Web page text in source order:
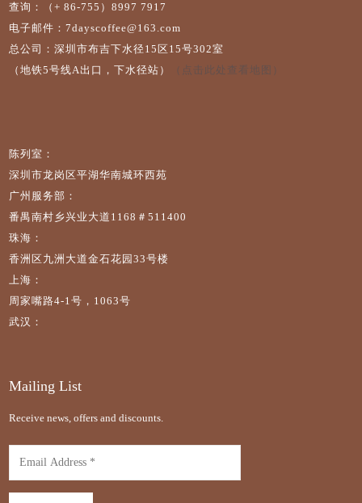
查询：（+ 86-755）8997 7917
电子邮件：7dayscoffee@163.com
总公司：深圳市布吉下水径15区15号302室
（地铁5号线A出口，下水径站）
（点击此处查看地图）
陈列室：
深圳市龙岗区平湖华南城环西苑
广州服务部：
番禺南村乡兴业大道1168＃511400
珠海：
香洲区九洲大道金石花园33号楼
上海：
周家嘴路4-1号，1063号
武汉：
Mailing List
Receive news, offers and discounts.